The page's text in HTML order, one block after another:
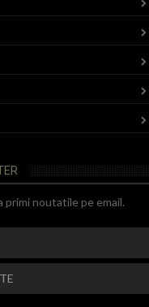
primi noutatile pe email.